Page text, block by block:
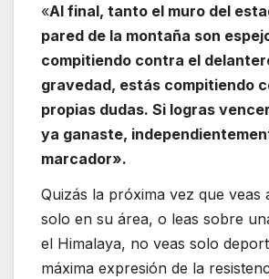
«Al final, tanto el muro del
pared de la montaña son
compitiendo contra el
gravedad, estás compitiendo
propias dudas. Si logras
ya ganaste,
marcador».
Quizás la próxima vez que veas
solo en su área, o leas sobre
el Himalaya, no veas solo
máxima expresión de la